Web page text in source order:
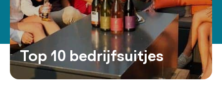
Top 10 bedrijfsuitjes